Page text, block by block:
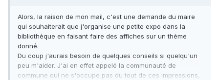
Alors, la raison de mon mail, c'est une demande du maire
qui souhaiterait que j'organise une petite expo dans la
bibliothèque en faisant faire des affiches sur un thème
donné.
Du coup j'aurais besoin de quelques conseils si quelqu'un
peu m'aider. J'ai en effet appelé la communauté de
commune qui ne s'occupe pas du tout de ces impressions,